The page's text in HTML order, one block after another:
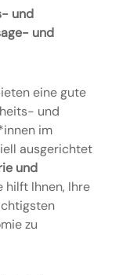
und
und
eine gute
und
im
ausgerichtet
und
hilft Ihnen, Ihre
zu